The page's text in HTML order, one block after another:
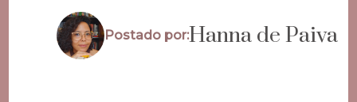
Postado por:Hanna de Paiva